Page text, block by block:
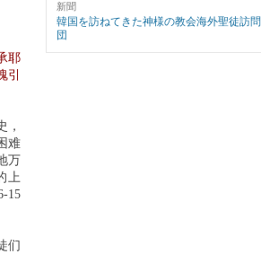
耶
，
难
万
上
15
们
新聞
韓国を訪ねてきた神様の教会海外聖徒訪問
団